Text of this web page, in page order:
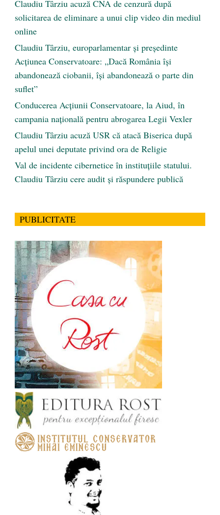
Claudiu Târziu acuză CNA de cenzură după
solicitarea de eliminare a unui clip video din mediul
online
Claudiu Târziu, europarlamentar și președinte
Acțiunea Conservatoare: „Dacă România își
abandonează ciobanii, își abandonează o parte din
suflet”
Conducerea Acțiunii Conservatoare, la Aiud, în
campania națională pentru abrogarea Legii Vexler
Claudiu Târziu acuză USR că atacă Biserica după
apelul unei deputate privind ora de Religie
Val de incidente cibernetice în instituțiile statului.
Claudiu Târziu cere audit și răspundere publică
PUBLICITATE